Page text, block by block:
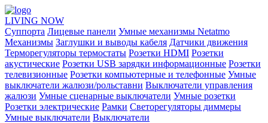
LIVING NOW
Суппорта Лицевые панели Умные механизмы Netatmo
Механизмы Заглушки и выводы кабеля Датчики движения
Терморегуляторы термостаты Розетки HDMI Розетки
акустические Розетки USB зарядки информационные Розетки
телевизионные Розетки компьютерные и телефонные Умные
выключатели жалюзи/рольставни Выключатели управления
жалюзи Умные сценарные выключатели Умные розетки
Розетки электрические Рамки Светорегуляторы диммеры
Умные выключатели Выключатели